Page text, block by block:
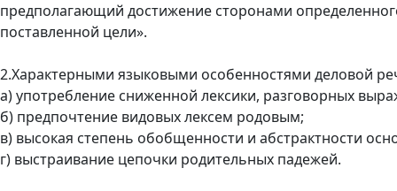
предполагающий достижение сторонами
поставленной цели».
2.Характерными языковыми особенностями деловой
а) употребление сниженной лексики, разговорных
б) предпочтение видовых лексем родовым;
в) высокая степень обобщенности и абстрактности
г) выстраивание цепочки родительных падежей.